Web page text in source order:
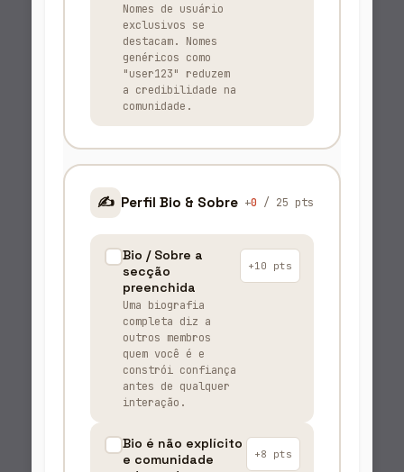
Nomes de usuário
exclusivos se
destacam. Nomes
genéricos como
"user123" reduzem
a credibilidade na
comunidade.
✍️ Perfil Bio & Sobre +0 / 25 pts
Bio / Sobre a
secção
preenchida
Uma biografia
completa diz a
outros membros
quem você é e
constrói confiança
antes de qualquer
interação.
+10 pts
Bio é não explícito
e comunidade
+8 pts